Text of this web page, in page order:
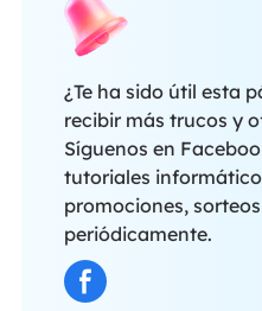
¿Te ha sido útil esta
recibir más trucos y
Síguenos en
tutoriales
promociones,
periódicamente.